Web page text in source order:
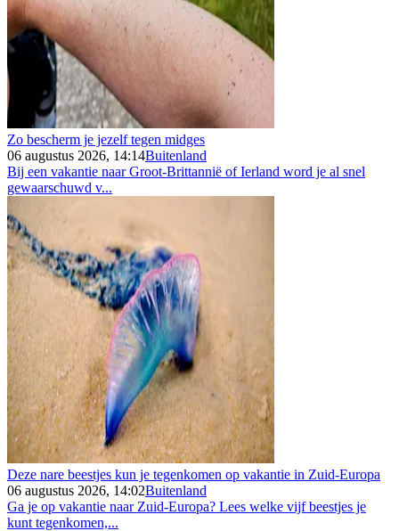
Zo bescherm je jezelf tegen midges
06 augustus 2026, 14:14Buitenland
Bij een vakantie naar Groot-Brittannië of Ierland word je al snel
gewaarschuwd v...
Deze nare beestjes kun je tegenkomen op vakantie in Zuid-Europa
06 augustus 2026, 14:02Buitenland
Ga je op vakantie naar Zuid-Europa? Lees welke vijf beestjes je
kunt tegenkomen,...